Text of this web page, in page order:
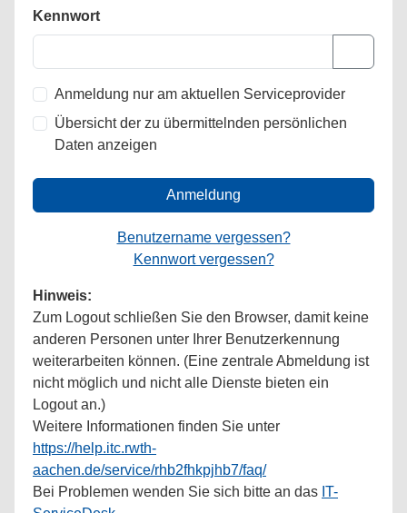
Kennwort
Anmeldung nur am aktuellen Serviceprovider
Übersicht der zu übermittelnden persönlichen
Daten anzeigen
Anmeldung
Benutzername vergessen?
Kennwort vergessen?
Hinweis:
Zum Logout schließen Sie den Browser, damit keine
anderen Personen unter Ihrer Benutzerkennung
weiterarbeiten können. (Eine zentrale Abmeldung ist
nicht möglich und nicht alle Dienste bieten ein
Logout an.)
Weitere Informationen finden Sie unter
https://help.itc.rwth-
aachen.de/service/rhb2fhkpjhb7/faq/
Bei Problemen wenden Sie sich bitte an das IT-